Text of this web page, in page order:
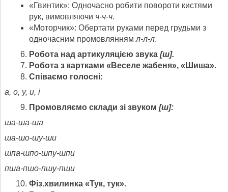
«Гвинтик»: Одночасно робити повороти кистями
рук, вимовляючи ч-ч-ч.
«Моторчик»: Обертати руками перед грудьми з
одночасним промовлянням л-л-л.
Робота над артикуляцією звука [ш].
Робота з картками «Веселе жабеня», «Шиша».
Співаємо голосні:
а, о, у, и, і
Промовляємо склади зі звуком [ш]:
ша-ша-ша
ша-шо-шу-ши
шпа-шпо-шпу-шпи
пша-пшо-пшу-пши
Фіз.хвилинка «Тук, тук».